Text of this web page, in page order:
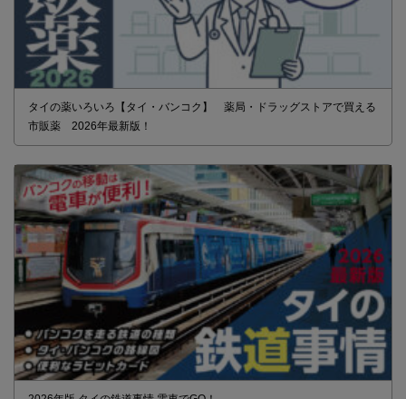
タイの薬いろいろ【タイ・バンコク】 薬局・ドラッグストアで買える
市販薬 2026年最新版！